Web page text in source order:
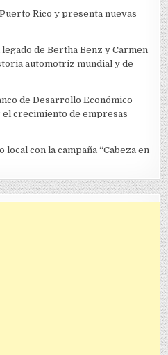
Rico y presenta nuevas
de Bertha Benz y Carmen
automotriz mundial y de
de Desarrollo Económico
crecimiento de empresas
con la campaña “Cabeza en